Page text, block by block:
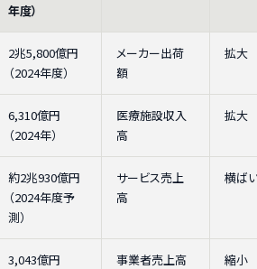
年度）
2兆5,800億円
（2024年度）
メーカー出荷
額
拡大
6,310億円
（2024年）
医療施設収入
高
拡大
約2兆930億円
（2024年度予
測）
サービス売上
高
横ば
3,043億円
事業者売上高 縮小